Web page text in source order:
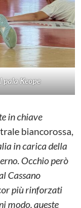
pala Keope
in chiave
biancorossa,
in carica della
Occhio però
Cassano
più rinforzati
modo, queste